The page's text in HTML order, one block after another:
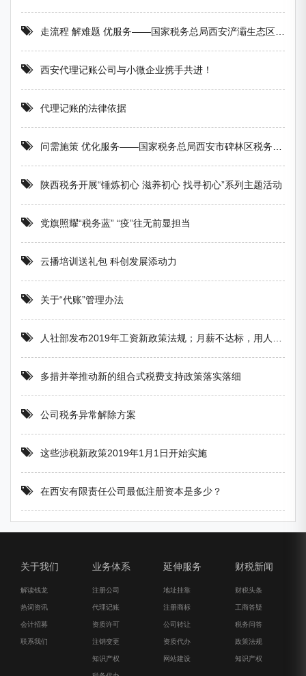
走流程 解难题 优服务——国家税务总局西安浐灞生态区税务局积极开展一把手“走流程 坐窗口 跟执法 处投诉”活动
西安代理记账公司与小微企业携手共进！
代理记账的法律依据
问需施策 优化服务——国家税务总局西安市碑林区税务局 做好便民办税春风行动调研工作
陕西税务开展“锤炼初心 滋养初心 找寻初心”系列主题活动
党旗照耀“税务蓝” “疫”往无前显担当
云播培训送礼包 科创发展添动力
关于“代账”管理办法
人社部发布2019年工资新政策法规；月薪不达标，用人单位将被重罚
多措并举推动新的组合式税费支持政策落实落细
公司税务异常解除方案
这些涉税新政策2019年1月1日开始实施
在西安有限责任公司最低注册资本是多少？
关于我们
解读钱龙
热词资讯
会计招募
联系我们
业务体系
注册公司
代理记账
资质许可
注销变更
知识产权
延伸服务
地址挂靠
注册商标
公司转让
资质代办
网站建设
财税新闻
财税头条
工商答疑
税务问答
政策法规
知识产权